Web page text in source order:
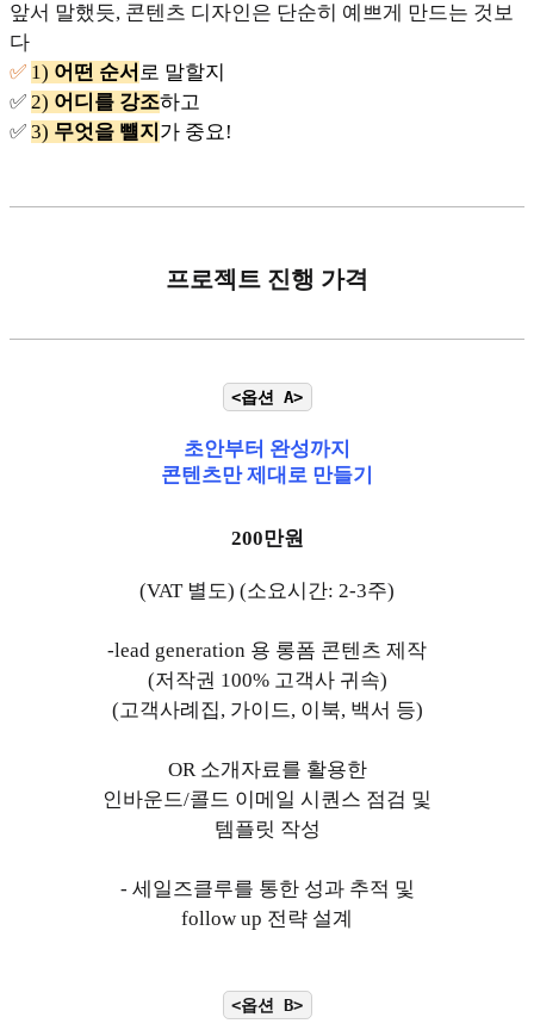
앞서 말했듯, 콘텐츠 디자인은 단순히 예쁘게 만드는 것보
다
✅ 1) 어떤 순서 로 말할지
✅ 2) 어디를 강조하고
✅ 3) 무엇을 뺼지 가 중요!
프로젝트 진행 가격
<옵션 A>
초안부터 완성까지
콘텐츠만 제대로 만들기
200만원
(VAT 별도) (소요시간: 2-3주)
-lead generation 용 롱폼 콘텐츠 제작
(저작권 100% 고객사 귀속)
(고객사례집, 가이드, 이북, 백서 등)
OR 소개자료를 활용한
인바운드/콜드 이메일 시퀀스 점검 및
템플릿 작성
- 세일즈클루를 통한 성과 추적 및
follow up 전략 설계
<옵션 B>